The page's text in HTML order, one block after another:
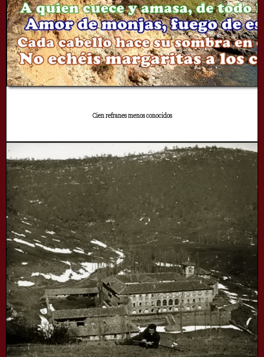
Cien refranes menos conocidos